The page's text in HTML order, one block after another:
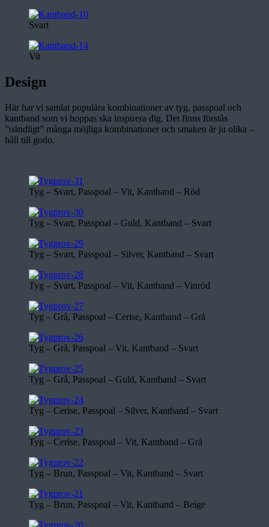
Svart
Vit
Design
Här har vi samlat populära kombinationer av tyg, passpoal och
kantband som vi hoppas ska inspirera dig. Det finns förstås
”oändligt” många möjliga kombinationer och smaken är ju olika –
håll till godo.
Tyg – Svart, Passpoal – Vit, Kantband – Röd
Tyg – Svart, Passpoal – Guld, Kantband – Svart
Tyg – Svart, Passpoal – Silver, Kantband – Svart
Tyg – Svart, Passpoal – Vit, Kantband – Vinröd
Tyg – Grå, Passpoal – Cerise, Kantband – Grå
Tyg – Grå, Passpoal – Vit, Kantband – Svart
Tyg – Grå, Passpoal – Guld, Kantband – Svart
Tyg – Cerise, Passpoal – Silver, Kantband – Svart
Tyg – Cerise, Passpoal – Vit, Kantband – Grå
Tyg – Brun, Passpoal – Vit, Kantband – Svart
Tyg – Brun, Passpoal – Vit, Kantband – Beige